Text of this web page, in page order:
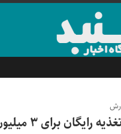
برای ۳ میلیون دانش آموز